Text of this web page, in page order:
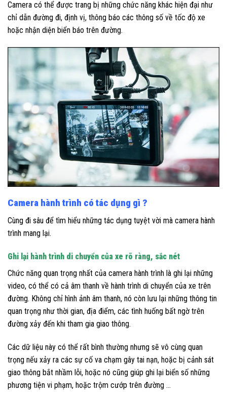
Camera có thể được trang bị những chức năng khác hiện đại như
chỉ dẫn đường đi, định vị, thông báo các thông số về tốc độ xe
hoặc nhận diện biển báo trên đường.
Camera hành trình có tác dụng gì ?
Cùng đi sâu để tìm hiểu những tác dụng tuyệt vời mà camera hành
trình mang lại.
Ghi lại hành trình di chuyển của xe rõ ràng, sắc nét
Chức năng quan trọng nhất của camera hành trình là ghi lại những
video, có thể có cả âm thanh về hành trình di chuyển của xe trên
đường. Không chỉ hình ảnh âm thanh, nó còn lưu lại những thông tin
quan trọng như thời gian, địa điểm, các tình huống bất ngờ trên
đường xảy đến khi tham gia giao thông.
Các dữ liệu này có thể rất bình thường nhưng sẽ vô cùng quan
trọng nếu xảy ra các sự cố va chạm gây tai nạn, hoặc bị cảnh sát
giao thông bắt nhầm lỗi, hoặc nó cũng giúp ghi lại biển số những
phương tiện vi phạm, hoặc trộm cướp trên đường …